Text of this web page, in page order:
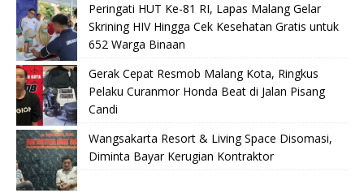
Peringati HUT Ke-81 RI, Lapas Malang Gelar
Skrining HIV Hingga Cek Kesehatan Gratis untuk
652 Warga Binaan
Gerak Cepat Resmob Malang Kota, Ringkus
Pelaku Curanmor Honda Beat di Jalan Pisang
Candi
Wangsakarta Resort & Living Space Disomasi,
Diminta Bayar Kerugian Kontraktor